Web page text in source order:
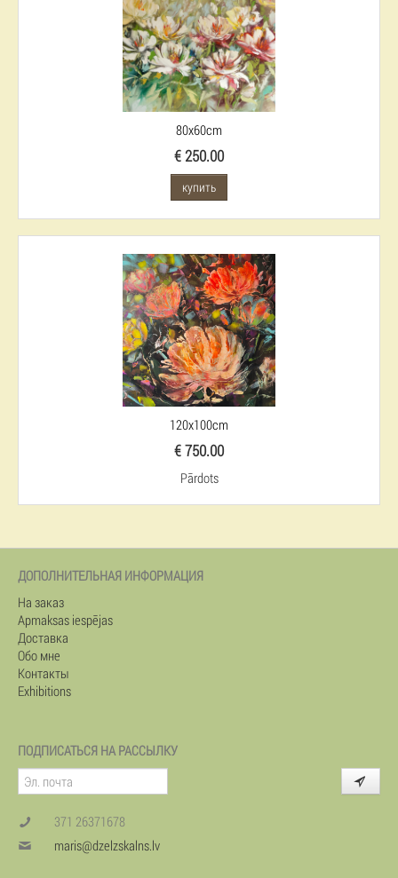
80x60cm
€ 250.00
купить
120x100cm
€ 750.00
Pārdots
ДОПОЛНИТЕЛЬНАЯ ИНФОРМАЦИЯ
На заказ
Apmaksas iespējas
Доставка
Обо мне
Контакты
Exhibitions
ПОДПИСАТЬСЯ НА РАССЫЛКУ
371 26371678
maris@dzelzskalns.lv